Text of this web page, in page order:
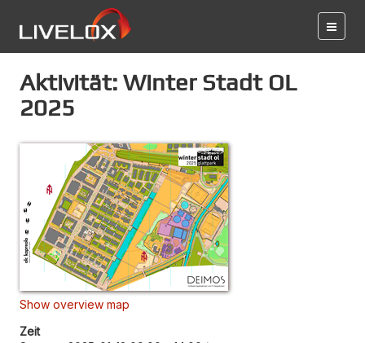
Aktivität: Winter Stadt OL
2025
Show overview map
Zeit